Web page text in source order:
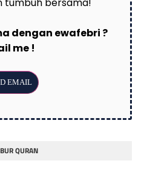
tumbuh bersama!
dengan ewafebri ?
me !
QURAN